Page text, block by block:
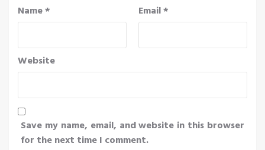
Name* Email*
Website
Save my name, email, and website in this browser
for the next time I comment.